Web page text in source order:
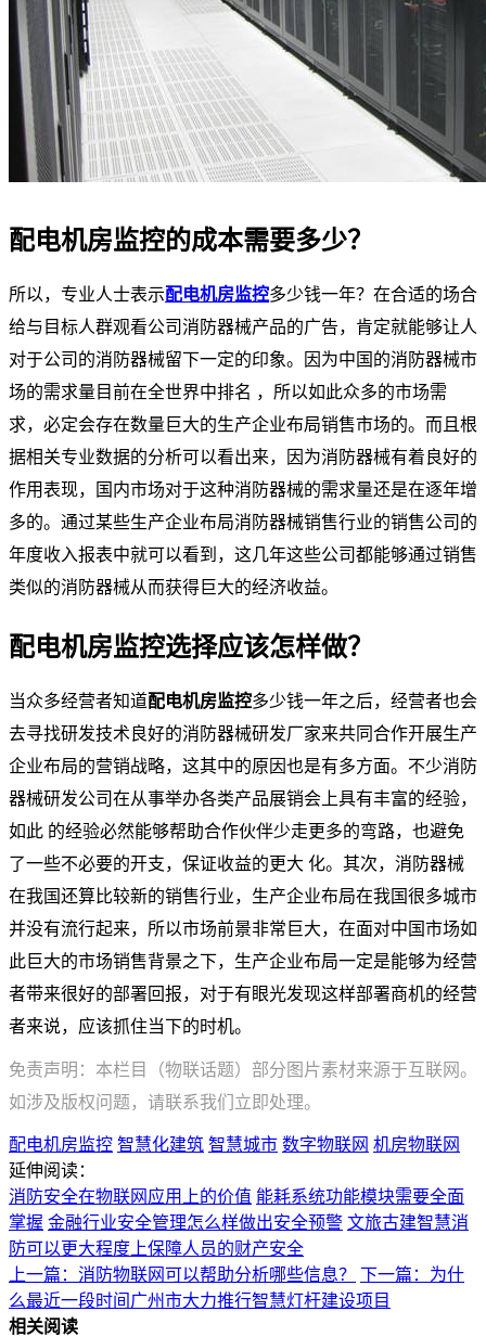
配电机房监控的成本需要多少？
所以，专业人士表示配电机房监控多少钱一年？在合适的场合
给与目标人群观看公司消防器械产品的广告，肯定就能够让人
对于公司的消防器械留下一定的印象。因为中国的消防器械市
场的需求量目前在全世界中排名 ，所以如此众多的市场需
求，必定会存在数量巨大的生产企业布局销售市场的。而且根
据相关专业数据的分析可以看出来，因为消防器械有着良好的
作用表现，国内市场对于这种消防器械的需求量还是在逐年增
多的。通过某些生产企业布局消防器械销售行业的销售公司的
年度收入报表中就可以看到，这几年这些公司都能够通过销售
类似的消防器械从而获得巨大的经济收益。
配电机房监控选择应该怎样做？
当众多经营者知道配电机房监控多少钱一年之后，经营者也会
去寻找研发技术良好的消防器械研发厂家来共同合作开展生产
企业布局的营销战略，这其中的原因也是有多方面。不少消防
器械研发公司在从事举办各类产品展销会上具有丰富的经验，
如此 的经验必然能够帮助合作伙伴少走更多的弯路，也避免
了一些不必要的开支，保证收益的更大 化。其次，消防器械
在我国还算比较新的销售行业，生产企业布局在我国很多城市
并没有流行起来，所以市场前景非常巨大，在面对中国市场如
此巨大的市场销售背景之下，生产企业布局一定是能够为经营
者带来很好的部署回报，对于有眼光发现这样部署商机的经营
者来说，应该抓住当下的时机。
免责声明：本栏目（物联话题）部分图片素材来源于互联网。
如涉及版权问题，请联系我们立即处理。
配电机房监控 智慧化建筑 智慧城市 数字物联网 机房物联网
延伸阅读：
消防安全在物联网应用上的价值 能耗系统功能模块需要全面
掌握 金融行业安全管理怎么样做出安全预警 文旅古建智慧消
防可以更大程度上保障人员的财产安全
上一篇：消防物联网可以帮助分析哪些信息？
下一篇：为什
么最近一段时间广州市大力推行智慧灯杆建设项目
相关阅读